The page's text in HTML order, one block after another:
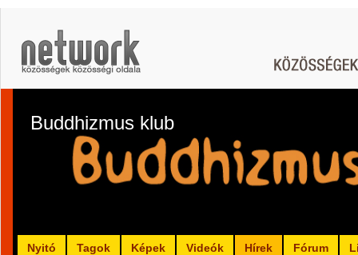
Buddhizmus klub
Nyitó Tagok Képek Videók Hírek Fórum